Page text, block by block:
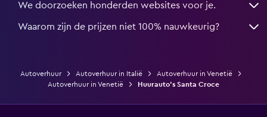
We doorzoeken honderden websites voor je.
Waarom zijn de prijzen niet 100% nauwkeurig?
Autoverhuur Autoverhuur in Italië
Autoverhuur in Venetië
Autoverhuur in Venetië
Huurauto's Santa Croce